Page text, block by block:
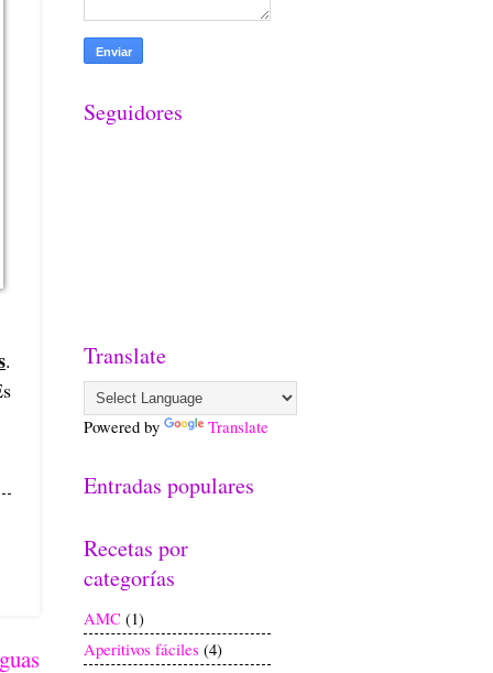
.
Seguidores
Translate
Powered by Translate
Entradas populares
Recetas por
categorías
AMC (1)
Aperitivos fáciles (4)